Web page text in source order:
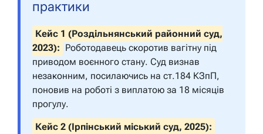
практики
Кейс 1 (Роздільнянський районний суд,
2023): Роботодавець скоротив вагітну під
приводом воєнного стану. Суд визнав
незаконним, посилаючись на ст.184 КЗпП,
поновив на роботі з виплатою за 18 місяців
прогулу.
Кейс 2 (Ірпінський міський суд, 2025):